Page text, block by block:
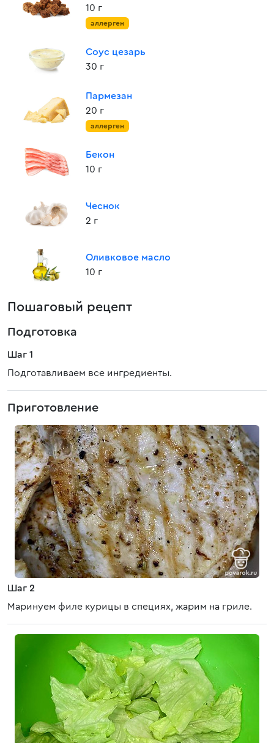
10 г
аллерген
Соус цезарь
30 г
Пармезан
20 г
аллерген
Бекон
10 г
Чеснок
2 г
Оливковое масло
10 г
Пошаговый рецепт
Подготовка
Шаг 1
Подготавливаем все ингредиенты.
Приготовление
Шаг 2
Маринуем филе курицы в специях, жарим на гриле.